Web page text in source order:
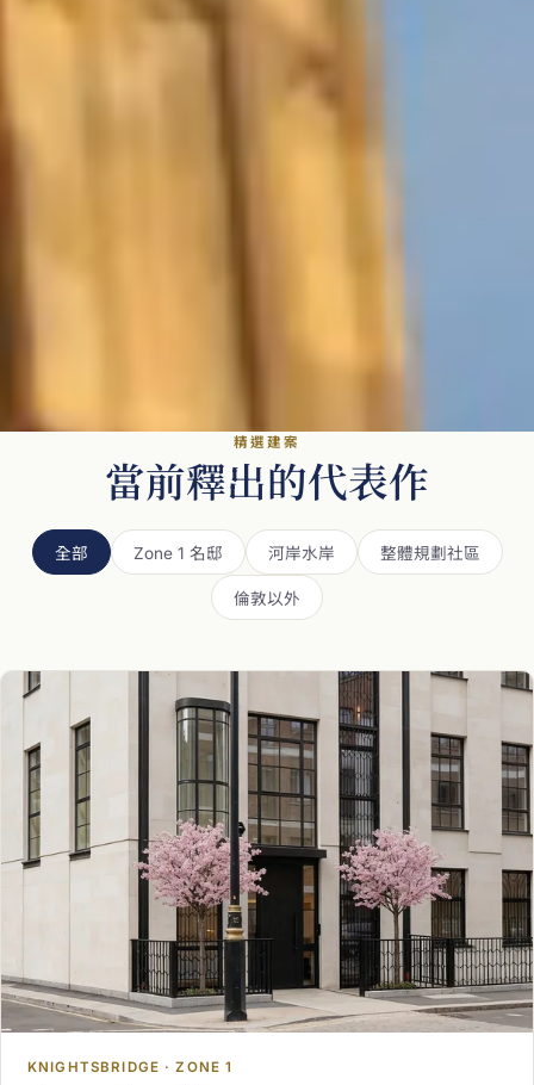
精選建案
當前釋出的代表作
全部 Zone 1 名邸 河岸水岸 整體規劃社區
倫敦以外
KNIGHTSBRIDGE · ZONE 1